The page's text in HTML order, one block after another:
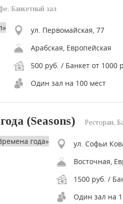
Банкетный зал
ул. Первомайская, 77
Арабская, Европейская
500 руб. / Банкет от 1000
Один зал на 100 мест
(Seasons) Ресторан,
ул. Софьи
Восточная,
1500 руб. /
Один зал на